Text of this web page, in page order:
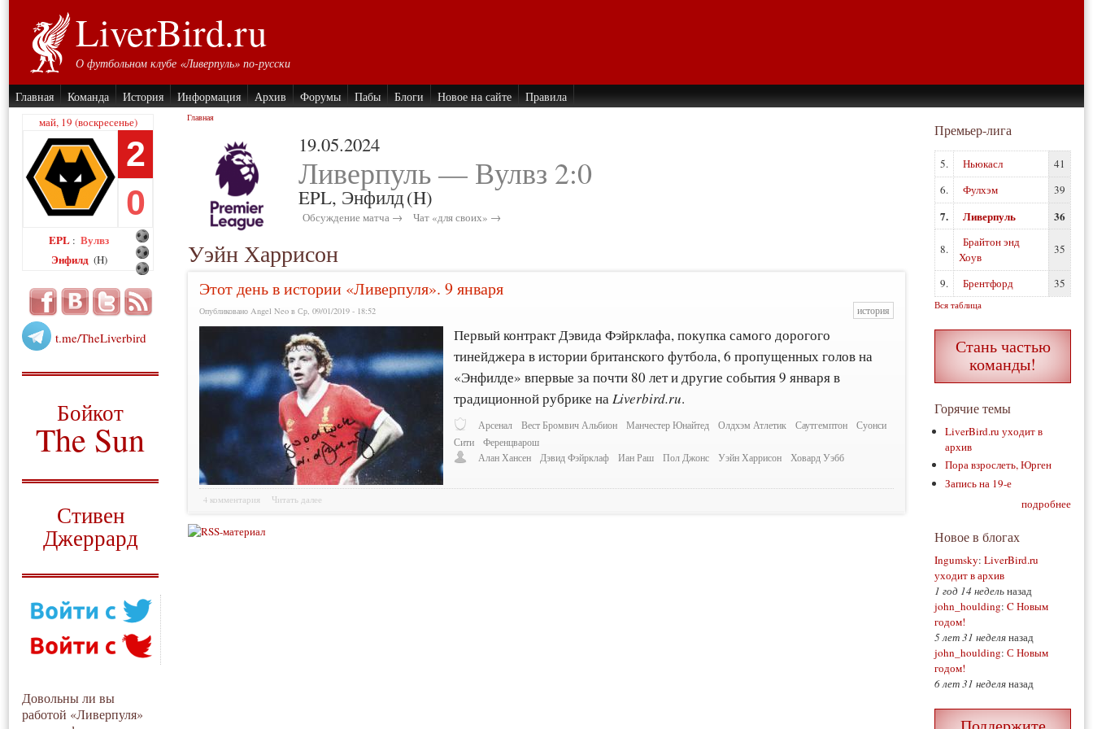
LiverBird.ru
О футбольном клубе «Ливерпуль» по-русски
Главная Команда История Информация Архив Форумы Пабы Блоги Новое на сайте Правила
май, 19 (воскресенье)
2
0
EPL : Вулвз
Энфилд (H)
t.me/TheLiverbird
Бойкот
The Sun
Стивен
Джеррард
Довольны ли вы
работой «Ливерпуля»
Главная
19.05.2024
Ливерпуль — Вулвз 2:0
EPL, Энфилд(H)
Обсуждение матча → Чат «для своих» →
Уэйн Харрисон
Этот день в истории «Ливерпуля». 9 января
Опубликовано Angel Neo в Ср, 09/01/2019 - 18:52 история
Первый контракт Дэвида Фэйрклафа, покупка самого дорогого
тинейджера в истории британского футбола, 6 пропущенных голов на
«Энфилде» впервые за почти 80 лет и другие события 9 января в
традиционной рубрике на Liverbird.ru.
Арсенал Вест Бромвич Альбион Манчестер Юнайтед Олдхэм Атлетик Саутгемптон
Суонси
Сити
Ференцварош
Алан Хансен
Дэвид Фэйрклаф Иан Раш Пол Джонс Уэйн Харрисон Ховард Уэбб
4 комментария Читать далее
Премьер-лига
5. Ньюкасл
41
6.
Фулхэм 39
7. Ливерпуль 36
8.
Брайтон энд
Хоув
35
9. Брентфорд 35
Вся таблица
Стань частью
команды!
Горячие темы
LiverBird.ru уходит в
архив
Пора взрослеть, Юрген
Запись на 19-е
подробнее
Новое в блогах
Ingumsky: LiverBird.ru
уходит в архив
1 год 14 недельназад
john_houlding: C Новым
годом!
5 лет 31 неделяназад
john_houlding: С Новым
годом!
6 лет 31 неделяназад